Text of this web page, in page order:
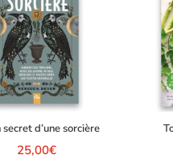
secret d’une sorcière
25,00€